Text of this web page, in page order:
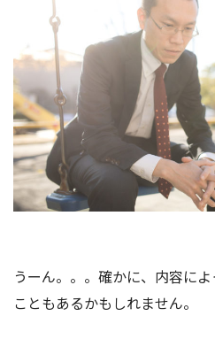
うーん。。。確かに、内容に
こともあるかもしれません。